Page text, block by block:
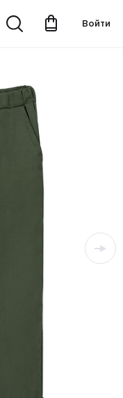
Войти